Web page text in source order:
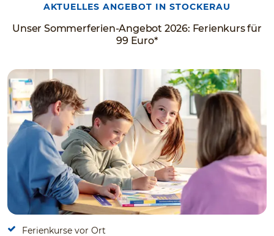
AKTUELLES ANGEBOT IN STOCKERAU
Unser Sommerferien-Angebot 2026: Ferienkurs für
99 Euro*
Ferienkurse vor Ort